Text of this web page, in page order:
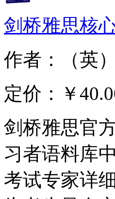
剑桥雅思核
作者：（英
定价：
￥
剑桥雅思官
习者语料库
考试专家详